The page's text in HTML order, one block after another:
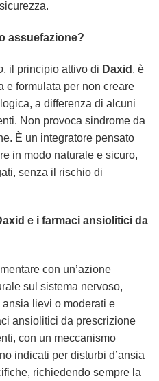
assuefazione?
, il principio attivo di Daxid , è
e formulata per non creare
a differenza di alcuni
Non provoca sindrome da
È un integratore pensato
in modo naturale e sicuro,
senza il rischio di
e i farmaci ansiolitici da
con un’azione
sul sistema nervoso,
lievi o moderati e
ansiolitici da prescrizione
con un meccanismo
indicati per disturbi d’ansia
richiedendo sempre la